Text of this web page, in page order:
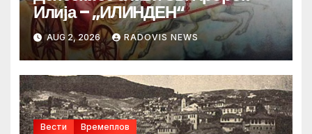
Илија – „ИЛИНДЕН“
AUG 2, 2026 RADOVIS NEWS
Вести Времеплов